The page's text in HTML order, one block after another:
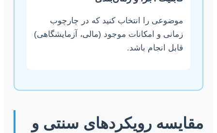
موضوعی را انتخاب کنید که در چارچوب
زمانی و امکانات موجود (مالی، آزمایشگاهی)
قابل انجام باشد.
مقایسه رویکردهای سنتی و